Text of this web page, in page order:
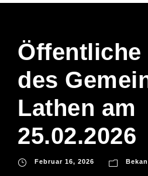
Öffentliche
des
Lathen am
25.02.2026
Februar 16, 2026